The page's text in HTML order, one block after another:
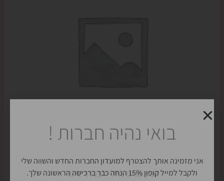
סבונים וסבוניות
סבון פנים נוזלי לבנדר ליטר
שם
מלא
נייד
תאריך יום הולדת שלך